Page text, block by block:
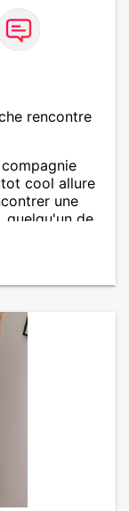
rencontre
cool allure
une
de